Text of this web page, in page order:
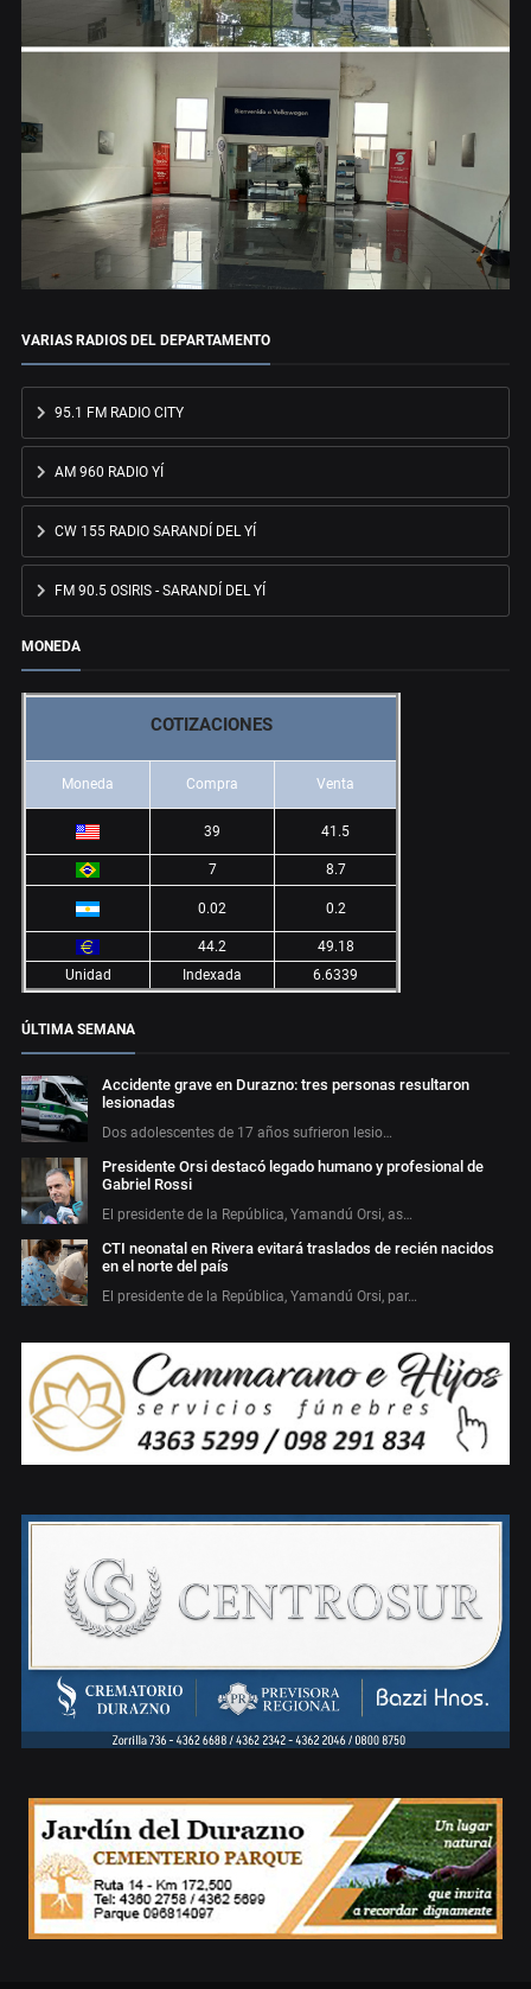
VARIAS RADIOS DEL DEPARTAMENTO
95.1 FM RADIO CITY
AM 960 RADIO YÍ
CW 155 RADIO SARANDÍ DEL YÍ
FM 90.5 OSIRIS - SARANDÍ DEL YÍ
MONEDA
COTIZACIONES
Moneda Compra Venta
39 41.5
7 8.7
0.02 0.2
44.2
49.18
Unidad
Indexada 6.6339
ÚLTIMA SEMANA
Accidente grave en Durazno: tres personas resultaron
lesionadas
Dos adolescentes de 17 años sufrieron lesio…
Presidente Orsi destacó legado humano y profesional de
Gabriel Rossi
El presidente de la República, Yamandú Orsi, as…
CTI neonatal en Rivera evitará traslados de recién nacidos
en el norte del país
El presidente de la República, Yamandú Orsi, par…